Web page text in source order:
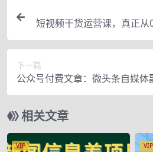
短视频干货运营课，真正从
下一篇
公众号付费文章：微头条自媒体
00-2000+收益写作玩法，全程
相关文章
VIP VIP